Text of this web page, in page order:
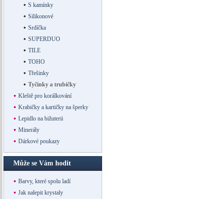
S kamínky
Silikonové
Srdíčka
SUPERDUO
TILE
TOHO
Třešinky
Tyčinky a trubičky
Kleště pro korálkování
Krabičky a kartičky na šperky
Lepidlo na bižuterii
Minerály
Dárkové poukazy
Může se Vám hodit
Barvy, které spolu ladí
Jak nalepit krystaly